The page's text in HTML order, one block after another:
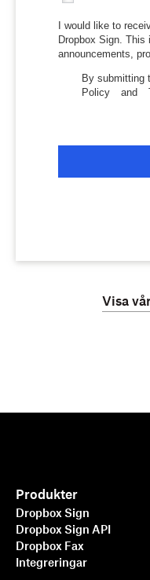
I would like to
Dropbox Sign.
announcements,
By submitting
Policy
and
Visa
Produkter
Dropbox Sign
Dropbox Sign API
Dropbox Fax
Integreringar